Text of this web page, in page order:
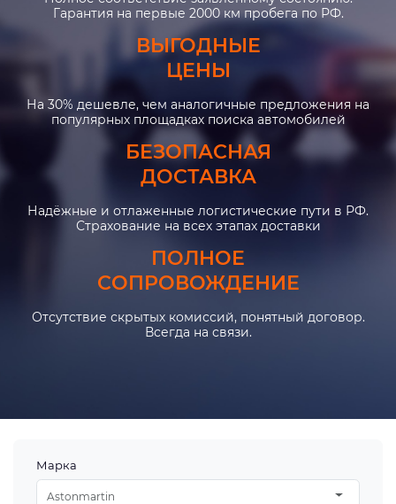
Гарантия на первые 2000 км пробега по РФ.
ВЫГОДНЫЕ
ЦЕНЫ
На 30% дешевле, чем аналогичные предложения на
популярных площадках поиска автомобилей
БЕЗОПАСНАЯ
ДОСТАВКА
Надёжные и отлаженные логистические пути в РФ.
Страхование на всех этапах доставки
ПОЛНОЕ
СОПРОВОЖДЕНИЕ
Отсутствие скрытых комиссий, понятный договор.
Всегда на связи.
Марка
Astonmartin